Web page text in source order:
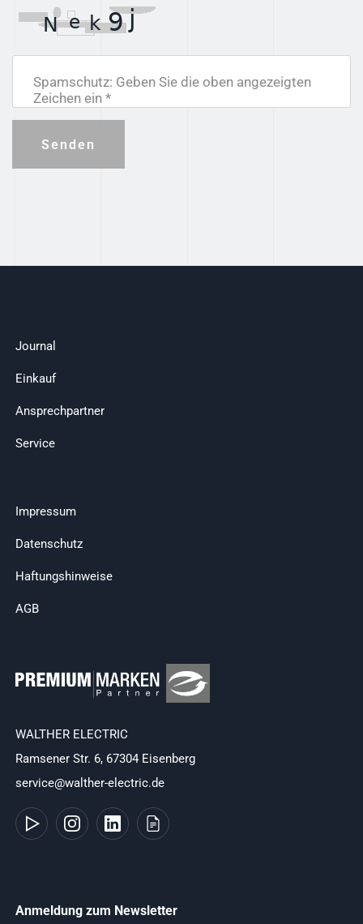
Spamschutz: Geben Sie die oben angezeigten
Zeichen ein *
Senden
Journal
Einkauf
Ansprechpartner
Service
Impressum
Datenschutz
Haftungshinweise
AGB
WALTHER ELECTRIC
Ramsener Str. 6, 67304 Eisenberg
service@walther-electric.de
Anmeldung zum Newsletter